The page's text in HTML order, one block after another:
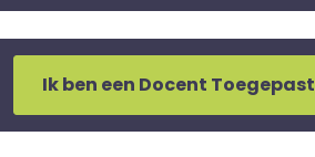
Ik ben een Docent